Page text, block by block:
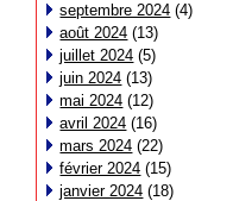
septembre 2024 (4)
août 2024 (13)
juillet 2024 (5)
juin 2024 (13)
mai 2024 (12)
avril 2024 (16)
mars 2024 (22)
février 2024 (15)
janvier 2024 (18)